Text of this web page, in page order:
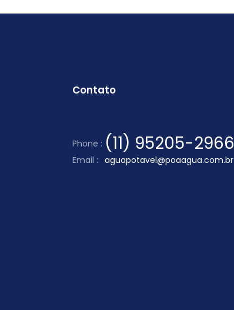
Contato
Phone : (11) 95205-2966
Email : aguapotavel@poaagua.com.br